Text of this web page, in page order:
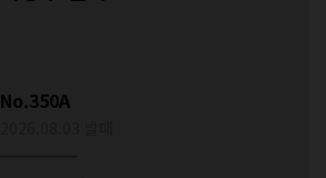
No.350A